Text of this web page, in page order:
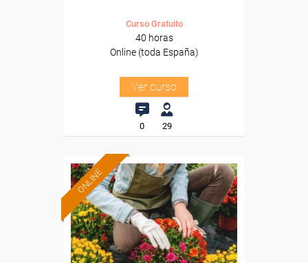
Curso Gratuito
40 horas
Online (toda España)
Ver curso
0 29
ONLINE
Formación 100%
subvencionada.
Para desempleados,
trabajadores y autónomos.